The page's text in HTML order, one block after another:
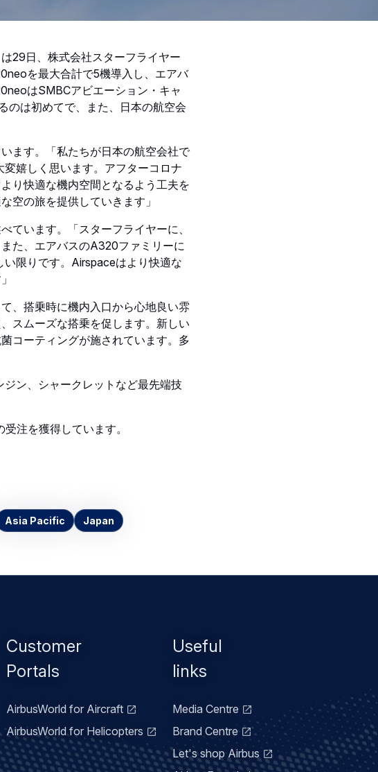
29日、株式会社スターフライヤー
を最大合計で5機導入し、エアバ
はSMBCアビエーション・キャ
のは初めてで、また、日本の航空会
ます。「私たちが日本の航空会社で
嬉しく思います。アフターコロナ
り快適な機内空間となるよう工夫を
空の旅を提供していきます」
ています。「スターフライヤーに、
た、エアバスのA320ファミリーに
限りです。Airspaceはより快適な
、搭乗時に機内入口から心地良い雰
スムーズな搭乗を促します。新しい
コーティングが施されています。多
ン、シャークレットなど最先端技
注を獲得しています。
Asia Pacific Japan
Customer
Portals
AirbusWorld for Aircraft
AirbusWorld for Helicopters
Useful
links
Media Centre
Brand Centre
Let's shop Airbus